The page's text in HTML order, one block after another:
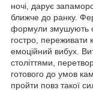
ночі, дарує
ближче до ранку.
формули змушують
гостро, переживати
емоційний вибух.
століттями,
готового до умов
пройти повз такої